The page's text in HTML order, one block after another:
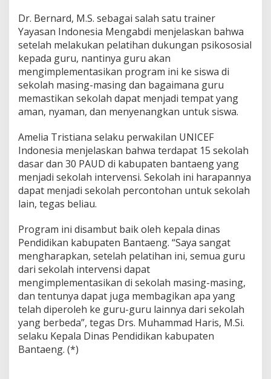
Dr. Bernard, M.S. sebagai salah satu trainer
Yayasan Indonesia Mengabdi menjelaskan bahwa
setelah melakukan pelatihan dukungan psikososial
kepada guru, nantinya guru akan
mengimplementasikan program ini ke siswa di
sekolah masing-masing dan bagaimana guru
memastikan sekolah dapat menjadi tempat yang
aman, nyaman, dan menyenangkan untuk siswa.
Amelia Tristiana selaku perwakilan UNICEF
Indonesia menjelaskan bahwa terdapat 15 sekolah
dasar dan 30 PAUD di kabupaten bantaeng yang
menjadi sekolah intervensi. Sekolah ini harapannya
dapat menjadi sekolah percontohan untuk sekolah
lain, tegas beliau.
Program ini disambut baik oleh kepala dinas
Pendidikan kabupaten Bantaeng. “Saya sangat
mengharapkan, setelah pelatihan ini, semua guru
dari sekolah intervensi dapat
mengimplementasikan di sekolah masing-masing,
dan tentunya dapat juga membagikan apa yang
telah diperoleh ke guru-guru lainnya dari sekolah
yang berbeda”, tegas Drs. Muhammad Haris, M.Si.
selaku Kepala Dinas Pendidikan kabupaten
Bantaeng. (*)